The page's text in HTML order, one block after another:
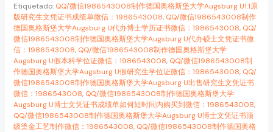
Etiquetado: QQ/微信1986543008制作德国奥格斯堡大学Augsburg U1:1原
版研究生文凭证书成绩单微信：1986543008, QQ/微信1986543008制作
德国奥格斯堡大学Augsburg U代办博士学历证书微信：1986543008, QQ/
微信1986543008制作德国奥格斯堡大学Augsburg U代办硕士文凭证书微
信：1986543008, QQ/微信1986543008制作德国奥格斯堡大学
Augsburg U假本科学位证微信：1986543008, QQ/微信1986543008制
作德国奥格斯堡大学Augsburg U假研究生学位证微信：1986543008, QQ/
微信1986543008制作德国奥格斯堡大学Augsburg U出售研究生文凭证书
微信：1986543008, QQ/微信1986543008制作德国奥格斯堡大学
Augsburg U博士文凭证书成绩单如何短时间内购买到微信：1986543008,
QQ/微信1986543008制作德国奥格斯堡大学Augsburg U博士文凭证书顶
级烫金工艺制作微信：1986543008, QQ/微信1986543008制作德国奥格